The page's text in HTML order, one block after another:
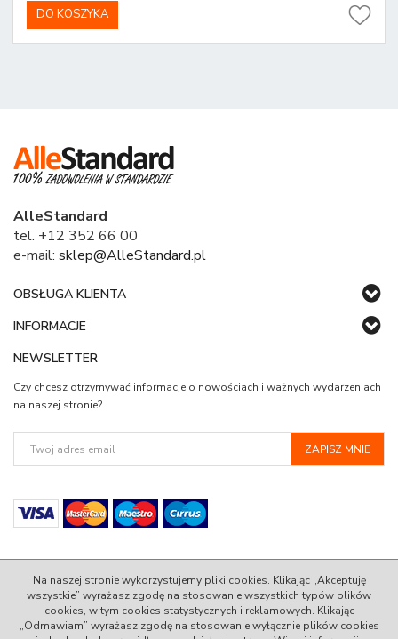
DO KOSZYKA
AlleStandard
tel. +12 352 66 00
e-mail: sklep@AlleStandard.pl
OBSŁUGA KLIENTA
INFORMACJE
NEWSLETTER
Czy chcesz otrzymywać informacje o nowościach i ważnych wydarzeniach
na naszej stronie?
© 2022 AlleStandard.pl - 100% Zadowolenia w Standardzie.
Na naszej stronie wykorzystujemy pliki cookies. Klikając „Akceptuję
wszystkie” wyrażasz zgodę na stosowanie wszystkich typów plików
cookies, w tym cookies statystycznych i reklamowych. Klikając
„Odmawiam” wyrażasz zgodę na stosowanie wyłącznie plików cookies